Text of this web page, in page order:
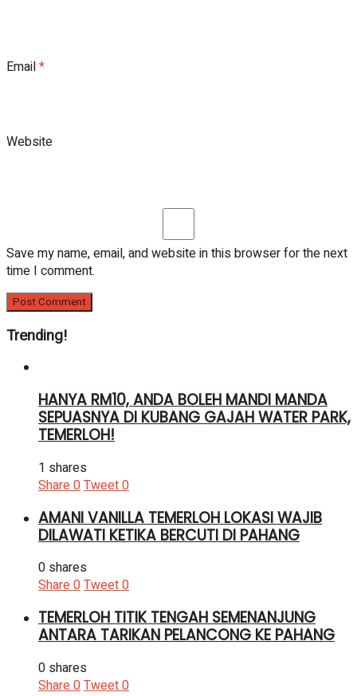
Email*
Website
Save my name, email, and website in this browser for the next
time I comment.
Trending!
HANYA RM10, ANDA BOLEH MANDI MANDA
SEPUASNYA DI KUBANG GAJAH WATER PARK,
TEMERLOH!
1 shares
Share0Tweet0
AMANI VANILLA TEMERLOH LOKASI WAJIB
DILAWATI KETIKA BERCUTI DI PAHANG
0 shares
Share0Tweet0
TEMERLOH TITIK TENGAH SEMENANJUNG
ANTARA TARIKAN PELANCONG KE PAHANG
0 shares
Share0Tweet0